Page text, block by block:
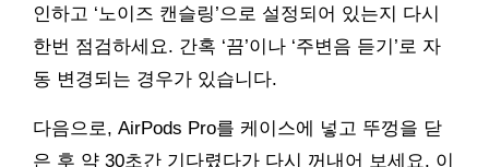
인하고 ‘노이즈 캔슬링’으로 설정되어 있는지 다시
한번 점검하세요. 간혹 ‘끔’이나 ‘주변음 듣기’로 자
동 변경되는 경우가 있습니다.
다음으로, AirPods Pro를 케이스에 넣고 뚜껑을 닫
은 후 약 30초간 기다렸다가 다시 꺼내어 보세요. 이